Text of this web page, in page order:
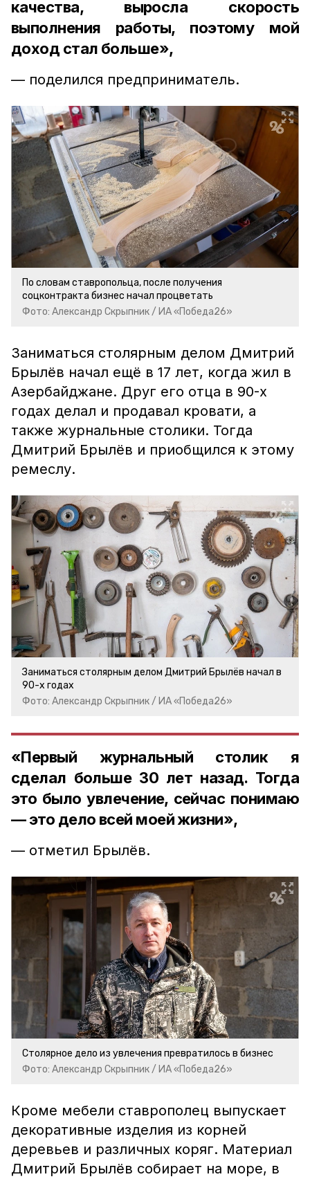
качества, выросла скорость
выполнения работы, поэтому мой
доход стал больше»,
— поделился предприниматель.
По словам ставропольца, после получения
соцконтракта бизнес начал процветать
Фото: Александр Скрыпник / ИА «Победа26»
Заниматься столярным делом Дмитрий
Брылёв начал ещё в 17 лет, когда жил в
Азербайджане. Друг его отца в 90-х
годах делал и продавал кровати, а
также журнальные столики. Тогда
Дмитрий Брылёв и приобщился к этому
ремеслу.
Заниматься столярным делом Дмитрий Брылёв начал в
90-х годах
Фото: Александр Скрыпник / ИА «Победа26»
«Первый журнальный столик я
сделал больше 30 лет назад. Тогда
это было увлечение, сейчас понимаю
— это дело всей моей жизни»,
— отметил Брылёв.
Столярное дело из увлечения превратилось в бизнес
Фото: Александр Скрыпник / ИА «Победа26»
Кроме мебели ставрополец выпускает
декоративные изделия из корней
деревьев и различных коряг. Материал
Дмитрий Брылёв собирает на море, в